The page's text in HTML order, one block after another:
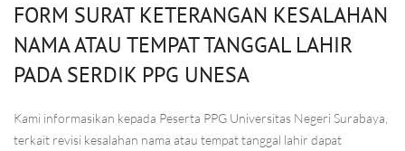
FORM SURAT KETERANGAN KESALAHAN
NAMA ATAU TEMPAT TANGGAL LAHIR
PADA SERDIK PPG UNESA
Kami informasikan kepada Peserta PPG Universitas Negeri Surabaya,
terkait revisi kesalahan nama atau tempat tanggal lahir dapat